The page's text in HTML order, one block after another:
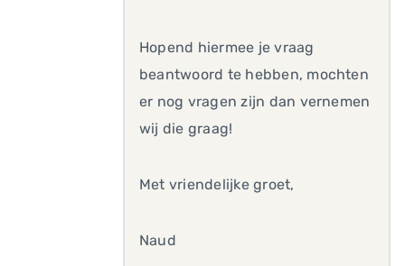
Hopend hiermee je vraag
beantwoord te hebben, mochten
er nog vragen zijn dan vernemen
wij die graag!
Met vriendelijke groet,
Naud